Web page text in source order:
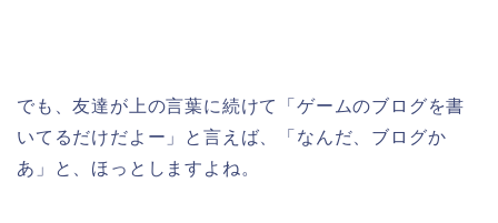
でも、友達が上の言葉に続けて「ゲームのブログを書
いてるだけだよー」と言えば、「なんだ、ブログか
あ」と、ほっとしますよね。